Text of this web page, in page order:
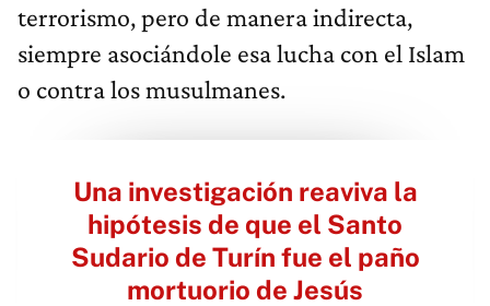
terrorismo, pero de manera indirecta,
siempre asociándole esa lucha con el Islam
o contra los musulmanes.
Una investigación reaviva la
hipótesis de que el Santo
Sudario de Turín fue el paño
mortuorio de Jesús